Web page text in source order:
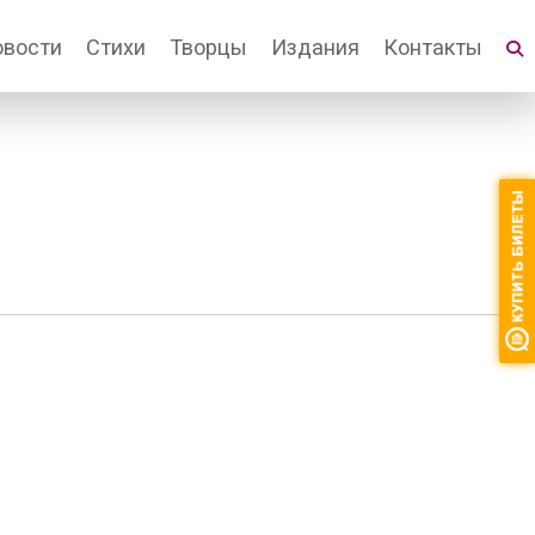
Стихи Творцы Издания Контакты